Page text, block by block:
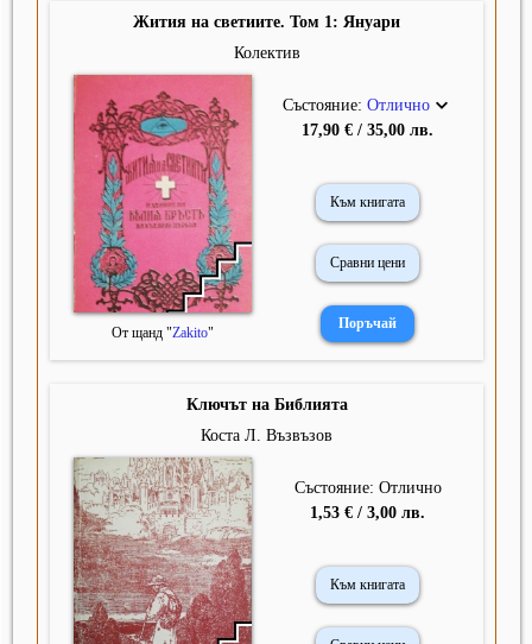
Жития на светиите. Том 1: Януари
Колектив
От щанд "Zakito"
Състояние: Отлично
17,90 € / 35,00 лв.
Към книгата
Сравни цени
Ключът на Библията
Коста Л. Възвъзов
Състояние: Отлично
1,53 € / 3,00 лв.
Към книгата